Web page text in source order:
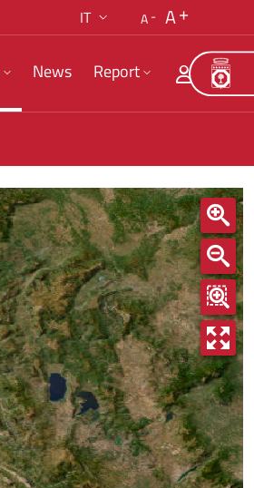
IT A A
News Report